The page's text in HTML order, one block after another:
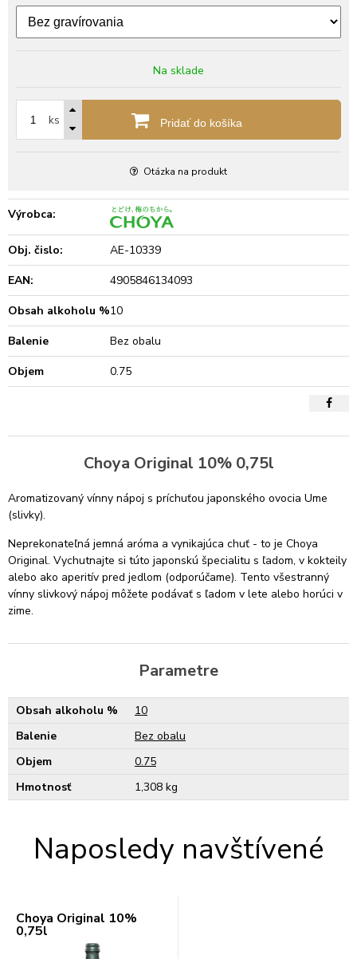
Na sklade
ks Pridať do košíka
Otázka na produkt
Výrobca:
Obj. čislo:
AE-10339
EAN:
4905846134093
Obsah alkoholu %10
Balenie
Bez obalu
Objem
0.75
Choya Original 10% 0,75l
Aromatizovaný vínny nápoj s príchuťou japonského ovocia Ume
(slivky).
Neprekonateľná jemná aróma a vynikajúca chuť - to je Choya
Original. Vychutnajte si túto japonskú špecialitu s ľadom, v kokteily
alebo ako aperitív pred jedlom (odporúčame). Tento všestranný
vínny slivkový nápoj môžete podávať s ľadom v lete alebo horúci v
zime.
Parametre
Obsah alkoholu %
10
Balenie
Bez obalu
Objem
0.75
Hmotnosť
1,308 kg
Naposledy navštívené
Choya Original 10%
0,75l